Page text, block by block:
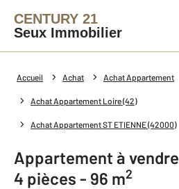
CENTURY 21
Seux Immobilier
Accueil Achat Achat Appartement
Achat Appartement Loire (42)
Achat Appartement ST ETIENNE (42000)
Appartement à vendre
4 pièces - 96 m2